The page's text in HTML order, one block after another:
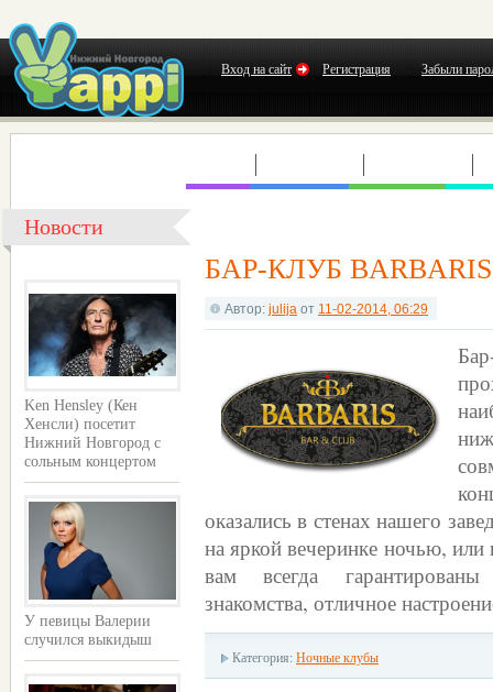
Вход на сайт Регистрация Забыли
Новости
Ken Hensley (Кен
Хенсли) посетит
Нижний Новгород с
сольным концертом
У певицы Валерии
случился выкидыш
БАР-КЛУБ
Автор: julija от 11-02-2014, 06:29
оказались в стенах нашего
на яркой вечеринке ночью,
вам всегда
знакомства, отличное
Категория: Ночные клубы